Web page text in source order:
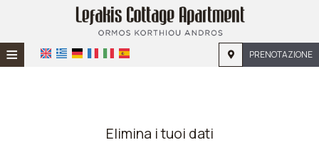
≡ PRENOTAZIONE
ALLOGGIO
Elimina i tuoi dati